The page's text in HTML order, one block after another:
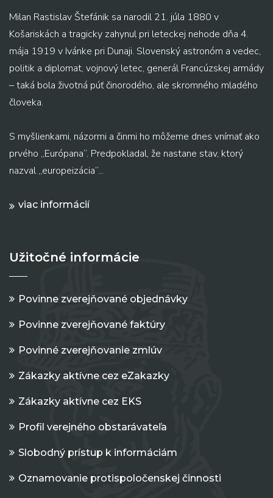
Milan Rastislav Štefánik sa narodil 21. júla 1880 v
Košariskách a tragicky zahynul pri leteckej nehode dňa 4.
mája 1919 v Ivánke pri Dunaji. Slovenský astronóm a vedec,
politik a diplomat, vojnový letec, generál Francúzskej armády
– taká bola životná púť činorodého, ale skromného mladého
človeka.
S myšlienkami, názormi a činmi ho môžeme dnes vnímať ako
prvého „Európana“. Predpokladal, že nastane stav, ktorý
nazval „europeizácia“...
viac informácií
Užitočné informácie
Povinne zverejňované objednávky
Povinne zverejňované faktúry
Povinné zverejňovanie zmlúv
Zákazky aktívne cez eZakazky
Zákazky aktívne cez EKS
Profil verejného obstarávateľa
Slobodný prístup k informáciám
Oznamovanie protispoločenskej činnosti